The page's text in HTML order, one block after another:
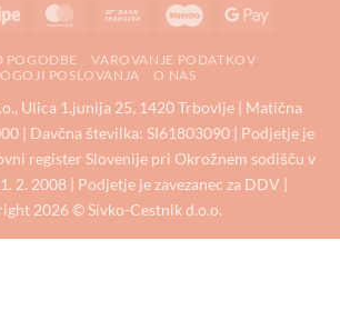
Stripe MasterCardBank
Maestro Google
POGODBE
VAROVANJE PODATKOV
POSLOVANJA
O NAS
Ulica 1.junija 25, 1420 Trbovlje | Matična
| Davčna številka: SI61803090 | Podjetje je
register Slovenije pri Okrožnem sodišču v
2. 2008 | Podjetje je zavezanec za DDV |
2026 © Sivko-Cestnik d.o.o.